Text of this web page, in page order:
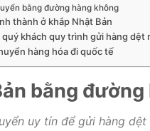
bằng đường hàng không
thành ở khắp Nhật Bản
khách quy trình gửi hàng dệt
hàng hóa đi quốc tế
bằng
uy tín để gửi hàng